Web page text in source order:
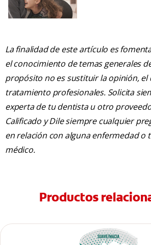
La finalidad de este artículo es
el conocimiento de temas generales
propósito no es sustituir la opinión, el
tratamiento profesionales. Solicita
experta de tu dentista u otro
Calificado y Dile siempre cualquier
en relación con alguna enfermedad o
médico.
Productos